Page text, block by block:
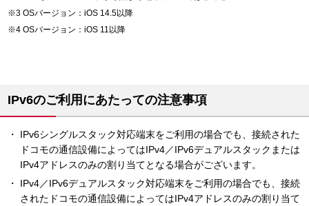
OSバージョン：iOS 14.5以降
OSバージョン：iOS 11以降
IPv6のご利用にあたっての注意事項
IPv6シングルスタック対応端末をご利用の場合でも、接続された
ドコモの通信設備によってはIPv4／IPv6デュアルスタックまたは
IPv4アドレスのみの割り当てとなる場合がございます。
IPv4／IPv6デュアルスタック対応端末をご利用の場合でも、接続
されたドコモの通信設備によってはIPv4アドレスのみの割り当て